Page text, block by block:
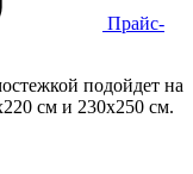
Прайс-
подойдет на
см и 230х250 см.